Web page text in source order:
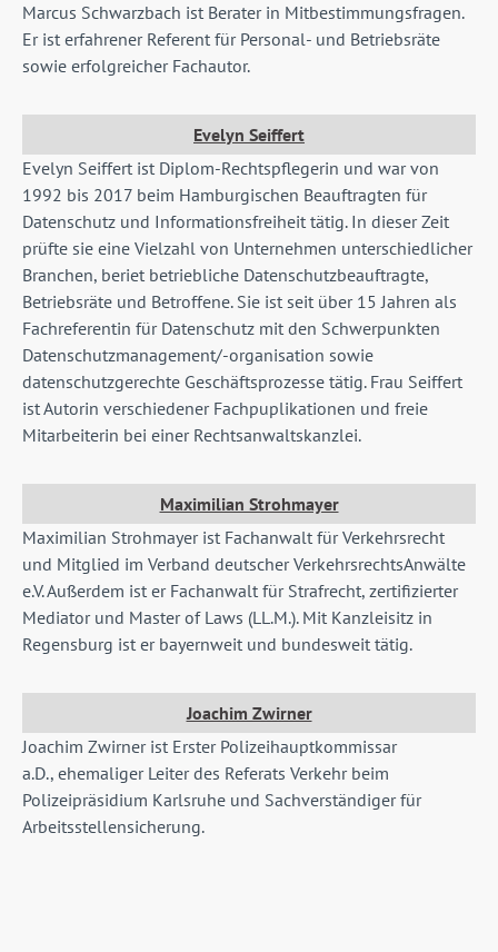
Marcus Schwarzbach ist Berater in Mitbestimmungsfragen.
Er ist erfahrener Referent für Personal- und Betriebsräte
sowie erfolgreicher Fachautor.
Evelyn Seiffert
Evelyn Seiffert ist Diplom-Rechtspflegerin und war von
1992 bis 2017 beim Hamburgischen Beauftragten für
Datenschutz und Informationsfreiheit tätig. In dieser Zeit
prüfte sie eine Vielzahl von Unternehmen unterschiedlicher
Branchen, beriet betriebliche Datenschutzbeauftragte,
Betriebsräte und Betroffene. Sie ist seit über 15 Jahren als
Fachreferentin für Datenschutz mit den Schwerpunkten
Datenschutzmanagement/-organisation sowie
datenschutzgerechte Geschäftsprozesse tätig. Frau Seiffert
ist Autorin verschiedener Fachpuplikationen und freie
Mitarbeiterin bei einer Rechtsanwaltskanzlei.
Maximilian Strohmayer
Maximilian Strohmayer ist Fachanwalt für Verkehrsrecht
und Mitglied im Verband deutscher VerkehrsrechtsAnwälte
e.V. Außerdem ist er Fachanwalt für Strafrecht, zertifizierter
Mediator und Master of Laws (LL.M.). Mit Kanzleisitz in
Regensburg ist er bayernweit und bundesweit tätig.
Joachim Zwirner
Joachim Zwirner ist Erster Polizeihauptkommissar
a.D., ehemaliger Leiter des Referats Verkehr beim
Polizeipräsidium Karlsruhe und Sachverständiger für
Arbeitsstellensicherung.